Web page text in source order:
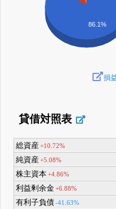
86.1%
損
貸借対照表
総資産+10.72%
純資産+5.08%
株主資本+4.86%
利益剰余金+6.88%
有利子負債-41.63%